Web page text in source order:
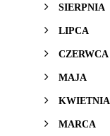
SIERPNIA
LIPCA
CZERWCA
MAJA
KWIETNIA
MARCA